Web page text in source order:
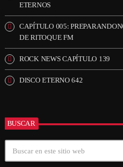
ETERNOS
CAPÍTULO 005:
DE RITOQUE FM
ROCK NEWS CAPÍTULO 139
DISCO ETERNO 642
BUSCAR